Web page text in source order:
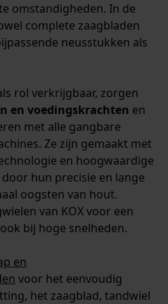
omstandigheden. In de
complete zaagbladen
neusstukken als
rol verkrijgbaar, zorgen
en voedingskrachten en
met alle gangbare
Ze zijn gemaakt met
en hoogwaardige
hun precisie en lange
oogsten van hout.
van KOX voor een
bij hoge snelheden.
en
voor het eenvoudig
het zaagblad, tandwiel